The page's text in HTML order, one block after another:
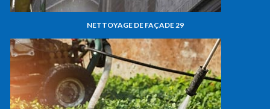
NETTOYAGE DE FAÇADE 29